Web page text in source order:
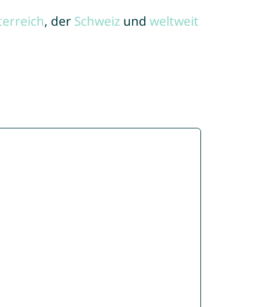
, der Schweiz und weltweit